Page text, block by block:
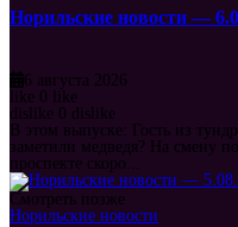
Норильские новости —
6 августа 2026
like
0
like
dislike
0 dislike
В этом выпуске: Гость из
заметили медведя? На смену
проспекте скоро...
Смотреть позже
Норильские новости